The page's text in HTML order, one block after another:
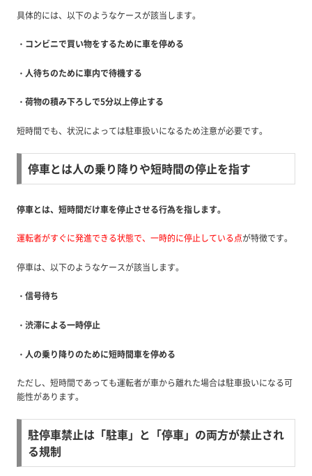
具体的には、以下のようなケースが該当します。
・コンビニで買い物をするために車を停める
・人待ちのために車内で待機する
・荷物の積み下ろしで5分以上停止する
短時間でも、状況によっては駐車扱いになるため注意が必要です。
停車とは人の乗り降りや短時間の停止を指す
停車とは、短時間だけ車を停止させる行為を指します。
運転者がすぐに発進できる状態で、一時的に停止している点が特徴です。
停車は、以下のようなケースが該当します。
・信号待ち
・渋滞による一時停止
・人の乗り降りのために短時間車を停める
ただし、短時間であっても運転者が車から離れた場合は駐車扱いになる可
能性があります。
駐停車禁止は「駐車」と「停車」の両方が禁止され
る規制